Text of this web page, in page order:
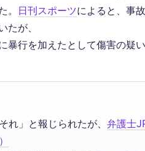
。 日刊スポーツによると、事
たが、
暴行を加えたとして傷害の疑
れ」と報じられたが、 弁護士